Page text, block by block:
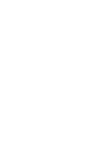
bestimmter
520,00 EUR)